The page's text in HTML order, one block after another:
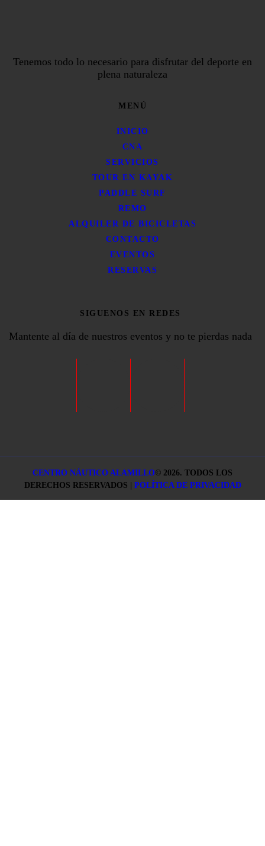
Tenemos todo lo necesario para disfrutar del deporte en
plena naturaleza
MENÚ
INICIO
CNA
SERVICIOS
TOUR EN KAYAK
PADDLE SURF
REMO
ALQUILER DE BICICLETAS
CONTACTO
EVENTOS
RESERVAS
SIGUENOS EN REDES
Mantente al día de nuestros eventos y no te pierdas nada
CENTRO NÁUTICO ALAMILLO© 2026. TODOS LOS
DERECHOS RESERVADOS | POLÍTICA DE PRIVACIDAD